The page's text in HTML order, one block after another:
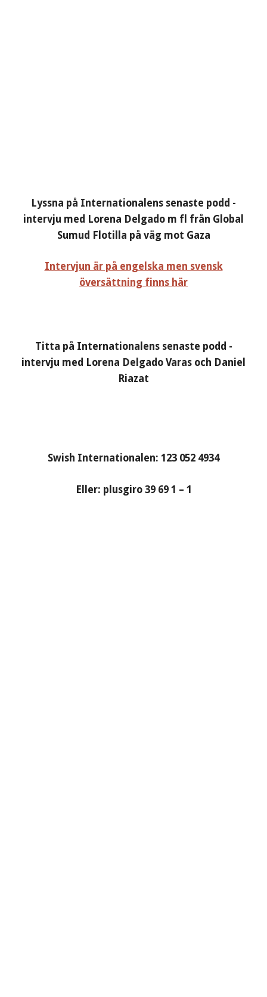
Lyssna på Internationalens senaste podd -
intervju med Lorena Delgado m fl från Global
Sumud Flotilla på väg mot Gaza
Intervjun är på engelska men svensk
översättning finns här
Titta på Internationalens senaste podd -
intervju med Lorena Delgado Varas och Daniel
Riazat
Swish Internationalen: 123 052 4934
Eller: plusgiro 39 69 1 – 1